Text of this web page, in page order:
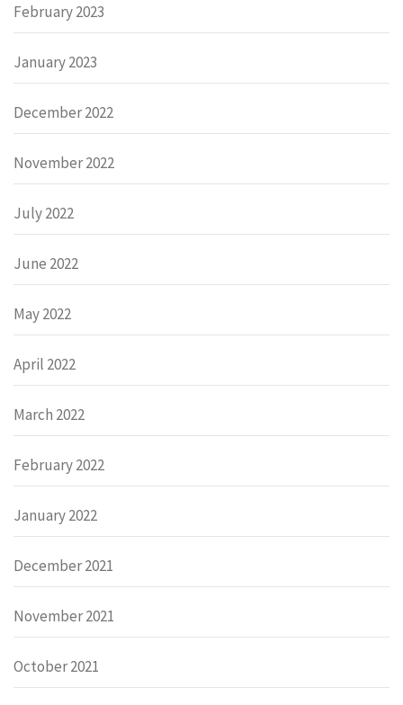
February 2023
January 2023
December 2022
November 2022
July 2022
June 2022
May 2022
April 2022
March 2022
February 2022
January 2022
December 2021
November 2021
October 2021